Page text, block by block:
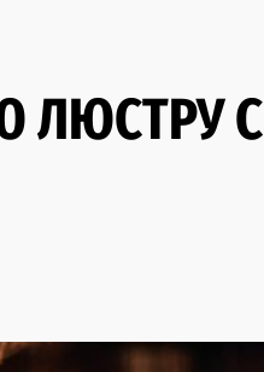
ЛЮСТРУ С